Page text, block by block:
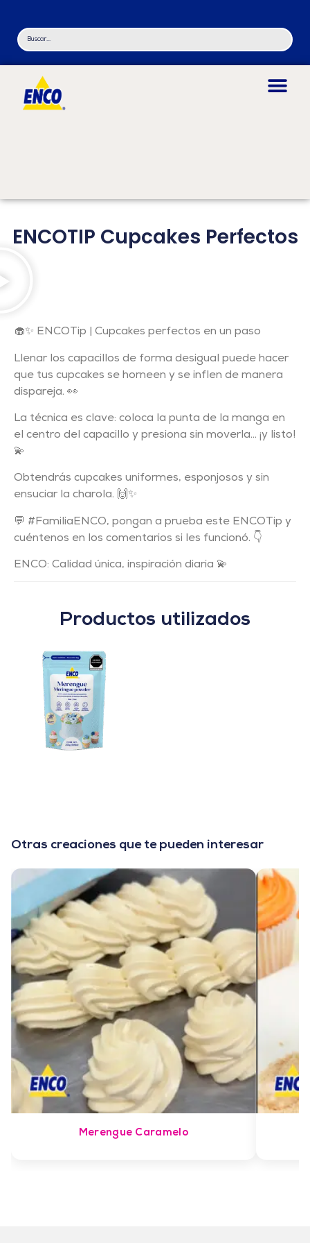
ENCOTIP Cupcakes Perfectos
🧁✨ ENCOTip | Cupcakes perfectos en un paso
Llenar los capacillos de forma desigual puede hacer
que tus cupcakes se horneen y se inflen de manera
dispareja. 👀
La técnica es clave: coloca la punta de la manga en
el centro del capacillo y presiona sin moverla… ¡y listo!
💫
Obtendrás cupcakes uniformes, esponjosos y sin
ensuciar la charola. 🙌✨
💬 #FamiliaENCO, pongan a prueba este ENCOTip y
cuéntenos en los comentarios si les funcionó. 👇
ENCO: Calidad única, inspiración diaria 💫
Productos utilizados
Otras creaciones que te pueden interesar
Merengue Caramelo